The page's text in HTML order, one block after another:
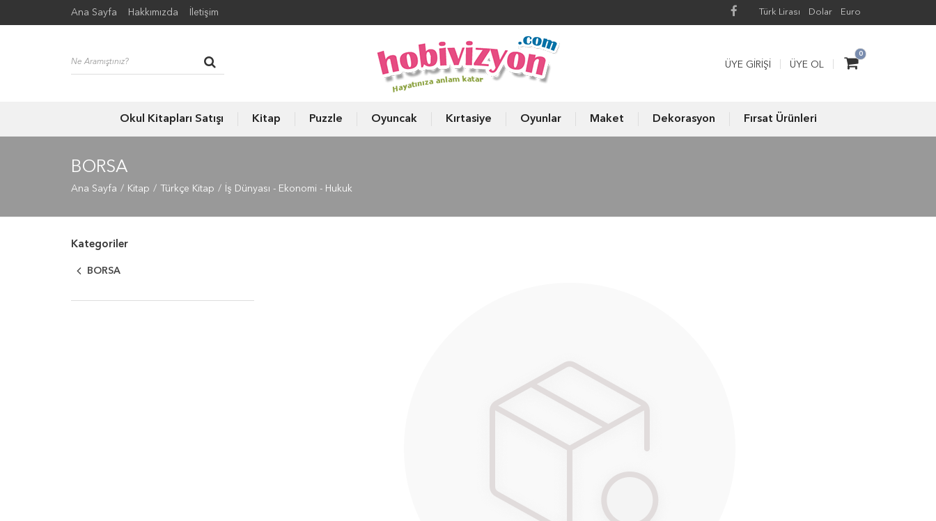
Ana Sayfa Hakkımızda İletişim Türk Lirası Dolar Euro
0
ÜYE GIRIŞI ÜYE OL
Okul Kitapları Satışı Kitap Puzzle Oyuncak Kırtasiye Oyunlar Maket Dekorasyon Fırsat Ürünleri
BORSA
Ana Sayfa Kitap Türkçe Kitap İş Dünyası - Ekonomi - Hukuk
Kategoriler
BORSA